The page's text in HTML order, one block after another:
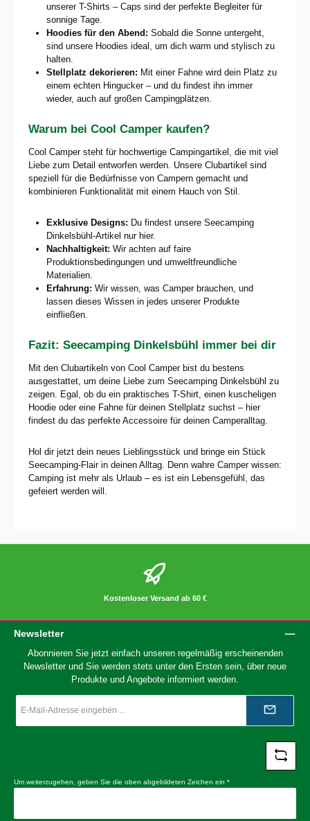
unserer T-Shirts – Caps sind der perfekte Begleiter für
sonnige Tage.
Hoodies für den Abend: Sobald die Sonne untergeht,
sind unsere Hoodies ideal, um dich warm und stylisch zu
halten.
Stellplatz dekorieren: Mit einer Fahne wird dein Platz zu
einem echten Hingucker – und du findest ihn immer
wieder, auch auf großen Campingplätzen.
Warum bei Cool Camper kaufen?
Cool Camper steht für hochwertige Campingartikel, die mit viel
Liebe zum Detail entworfen werden. Unsere Clubartikel sind
speziell für die Bedürfnisse von Campern gemacht und
kombinieren Funktionalität mit einem Hauch von Stil.
Exklusive Designs: Du findest unsere Seecamping
Dinkelsbühl-Artikel nur hier.
Nachhaltigkeit: Wir achten auf faire
Produktionsbedingungen und umweltfreundliche
Materialien.
Erfahrung: Wir wissen, was Camper brauchen, und
lassen dieses Wissen in jedes unserer Produkte
einfließen.
Fazit: Seecamping Dinkelsbühl immer bei dir
Mit den Clubartikeln von Cool Camper bist du bestens
ausgestattet, um deine Liebe zum Seecamping Dinkelsbühl zu
zeigen. Egal, ob du ein praktisches T-Shirt, einen kuscheligen
Hoodie oder eine Fahne für deinen Stellplatz suchst – hier
findest du das perfekte Accessoire für deinen Camperalltag.
Hol dir jetzt dein neues Lieblingsstück und bringe ein Stück
Seecamping-Flair in deinen Alltag. Denn wahre Camper wissen:
Camping ist mehr als Urlaub – es ist ein Lebensgefühl, das
gefeiert werden will.
Kostenloser Versand ab 60 €
Newsletter
Abonnieren Sie jetzt einfach unseren regelmäßig erscheinenden
Newsletter und Sie werden stets unter den Ersten sein, über neue
Produkte und Angebote informiert werden.
Mail-
*
Um weiterzugehen, geben Sie die oben abgebildeten Zeichen ein *